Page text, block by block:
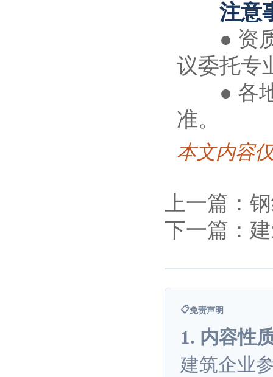
注意
● 资质
议委托专
● 各地
准。
本文内容
上一篇：
下一篇：
📋免责声明
1. 内容性
建筑企业